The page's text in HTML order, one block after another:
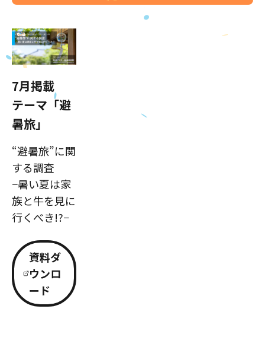
7月掲載
テーマ「避
暑旅」
“避暑旅”に関
する調査
−暑い夏は家
族と牛を見に
行くべき!?−
資料ダ
ウンロ
ード